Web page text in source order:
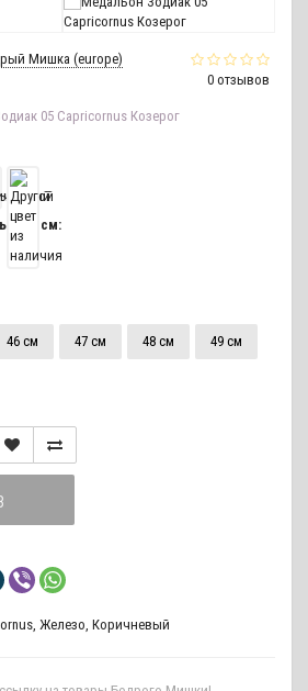
0 отзывов
Мишка (europe)
05 Capricornus Козерог
до 5 см:
46 см 47 см 48 см 49 см
, Железо, Коричневый